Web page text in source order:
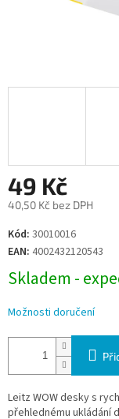
49 Kč
40,50 Kč bez DPH
Měrná
cena:
Kód: 30010016
EAN: 4002432120543
Skladem -
Možnosti doručení
Leitz WOW desky s
přehlednému ukládání